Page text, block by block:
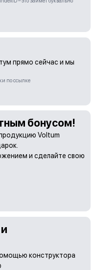
прямо сейчас и мы
по ссылке
бонусом!
Voltum
и сделайте свою
конструктора